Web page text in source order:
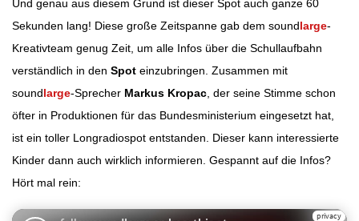
Und genau aus diesem Grund ist dieser Spot auch ganze 60
Sekunden lang! Diese große Zeitspanne gab dem soundlarge-
Kreativteam genug Zeit, um alle Infos über die Schullaufbahn
verständlich in den Spot einzubringen. Zusammen mit
soundlarge-Sprecher Markus Kropac, der seine Stimme schon
öfter in Produktionen für das Bundesministerium eingesetzt hat,
ist ein toller Longradiospot entstanden. Dieser kann interessierte
Kinder dann auch wirklich informieren. Gespannt auf die Infos?
Hört mal rein: